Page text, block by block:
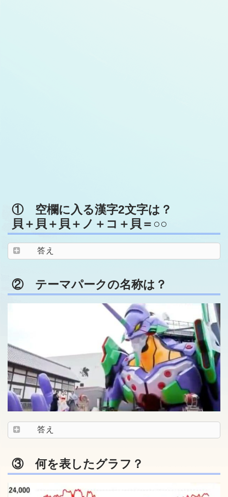
① 空欄に入る漢字2文字は？
貝＋貝＋貝＋ノ＋コ＋貝＝○○
答え
② テーマパークの名称は？
答え
③ 何を表したグラフ？